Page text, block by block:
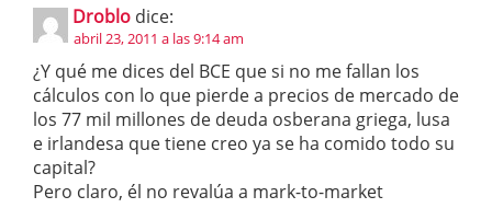
Droblo dice:
abril 23, 2011 a las 9:14 am
¿Y qué me dices del BCE que si no me fallan los
cálculos con lo que pierde a precios de mercado de
los 77 mil millones de deuda osberana griega, lusa
e irlandesa que tiene creo ya se ha comido todo su
capital?
Pero claro, él no revalúa a mark-to-market